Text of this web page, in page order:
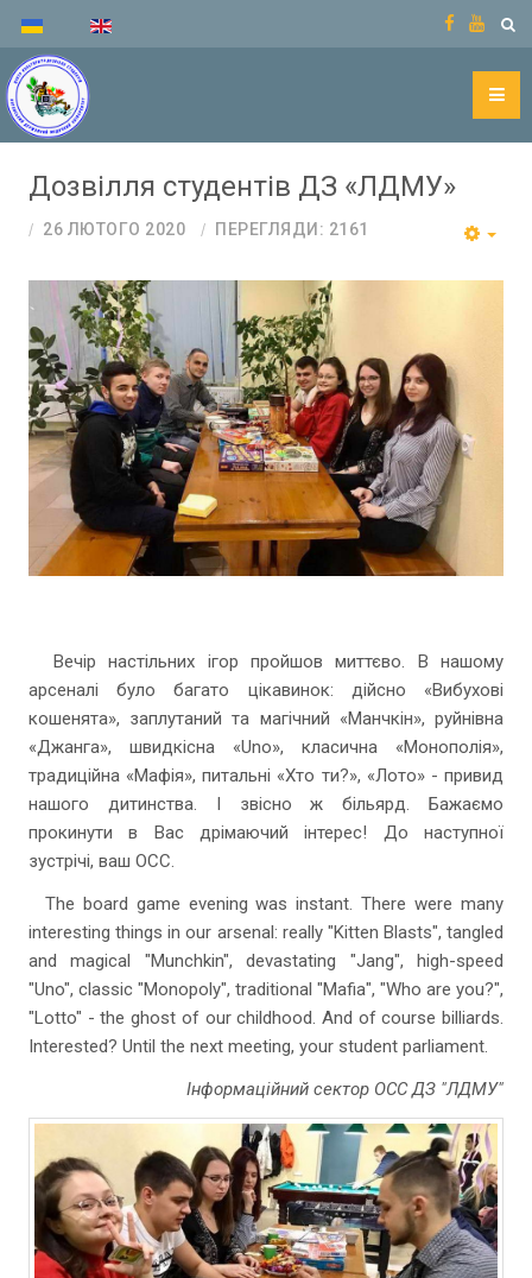
Дозвілля студентів ДЗ «ЛДМУ»
26 ЛЮТОГО 2020 ПЕРЕГЛЯДИ: 2161
Вечір настільних ігор пройшов миттєво. В нашому
арсеналі було багато цікавинок: дійсно «Вибухові
кошенята», заплутаний та магічний «Манчкін», руйнівна
«Джанга», швидкісна «Uno», класична «Монополія»,
традиційна «Мафія», питальні «Хто ти?», «Лото» - привид
нашого дитинства. І звісно ж більярд. Бажаємо
прокинути в Вас дрімаючий інтерес! До наступної
зустрічі, ваш ОСС.
The board game evening was instant. There were many
interesting things in our arsenal: really "Kitten Blasts", tangled
and magical "Munchkin", devastating "Jang", high-speed
"Uno", classic "Monopoly", traditional "Mafia", "Who are you?",
"Lotto" - the ghost of our childhood. And of course billiards.
Interested? Until the next meeting, your student parliament.
Інформаційний сектор ОСС ДЗ "ЛДМУ"